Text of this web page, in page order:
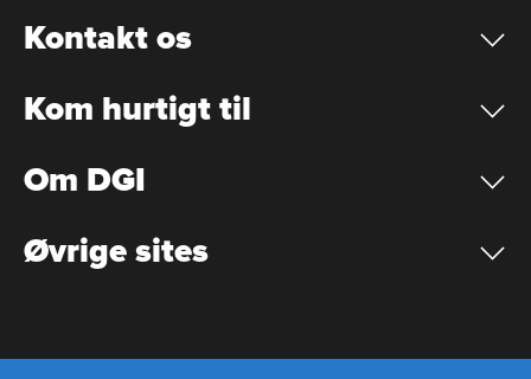
Kontakt os
Kom hurtigt til
Om DGI
Øvrige sites